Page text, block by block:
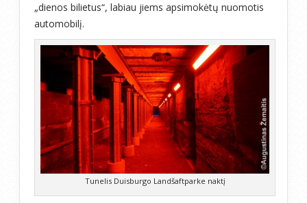
„dienos bilietus“, labiau jiems apsimokėtų nuomotis
automobilį.
Tunelis Duisburgo Landšaftparke naktį